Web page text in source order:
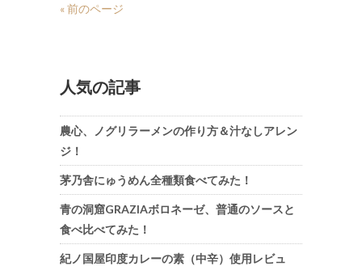
« 前のページ
人気の記事
農心、ノグリラーメンの作り方＆汁なしアレン
ジ！
茅乃舎にゅうめん全種類食べてみた！
青の洞窟GRAZIAボロネーゼ、普通のソースと
食べ比べてみた！
紀ノ国屋印度カレーの素（中辛）使用レビュ